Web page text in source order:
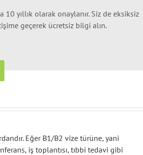
yıllık olarak onaylanır. Siz de eksiksiz
geçerek ücretsiz bilgi alın.
Eğer B1/B2 vize türüne, yani
iş toplantısı, tıbbi tedavi gibi